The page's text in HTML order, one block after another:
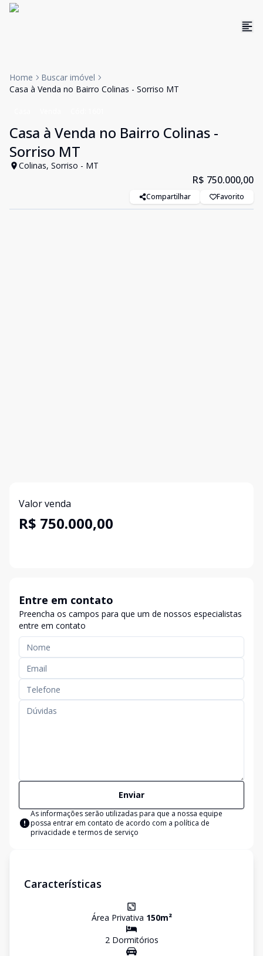
Home
Buscar imóvel
Casa à Venda no Bairro Colinas - Sorriso MT
Casa à Venda no Bairro Colinas -
Sorriso MT
Colinas, Sorriso - MT
R$ 750.000,00
Compartilhar Favorito
Valor venda
R$ 750.000,00
Entre em contato
Preencha os campos para que um de nossos especialistas
entre em contato
Enviar
As informações serão utilizadas para que a nossa equipe
possa entrar em contato de acordo com a política de
privacidade e termos de serviço
Características
Área Privativa 150m²
2Dormitórios